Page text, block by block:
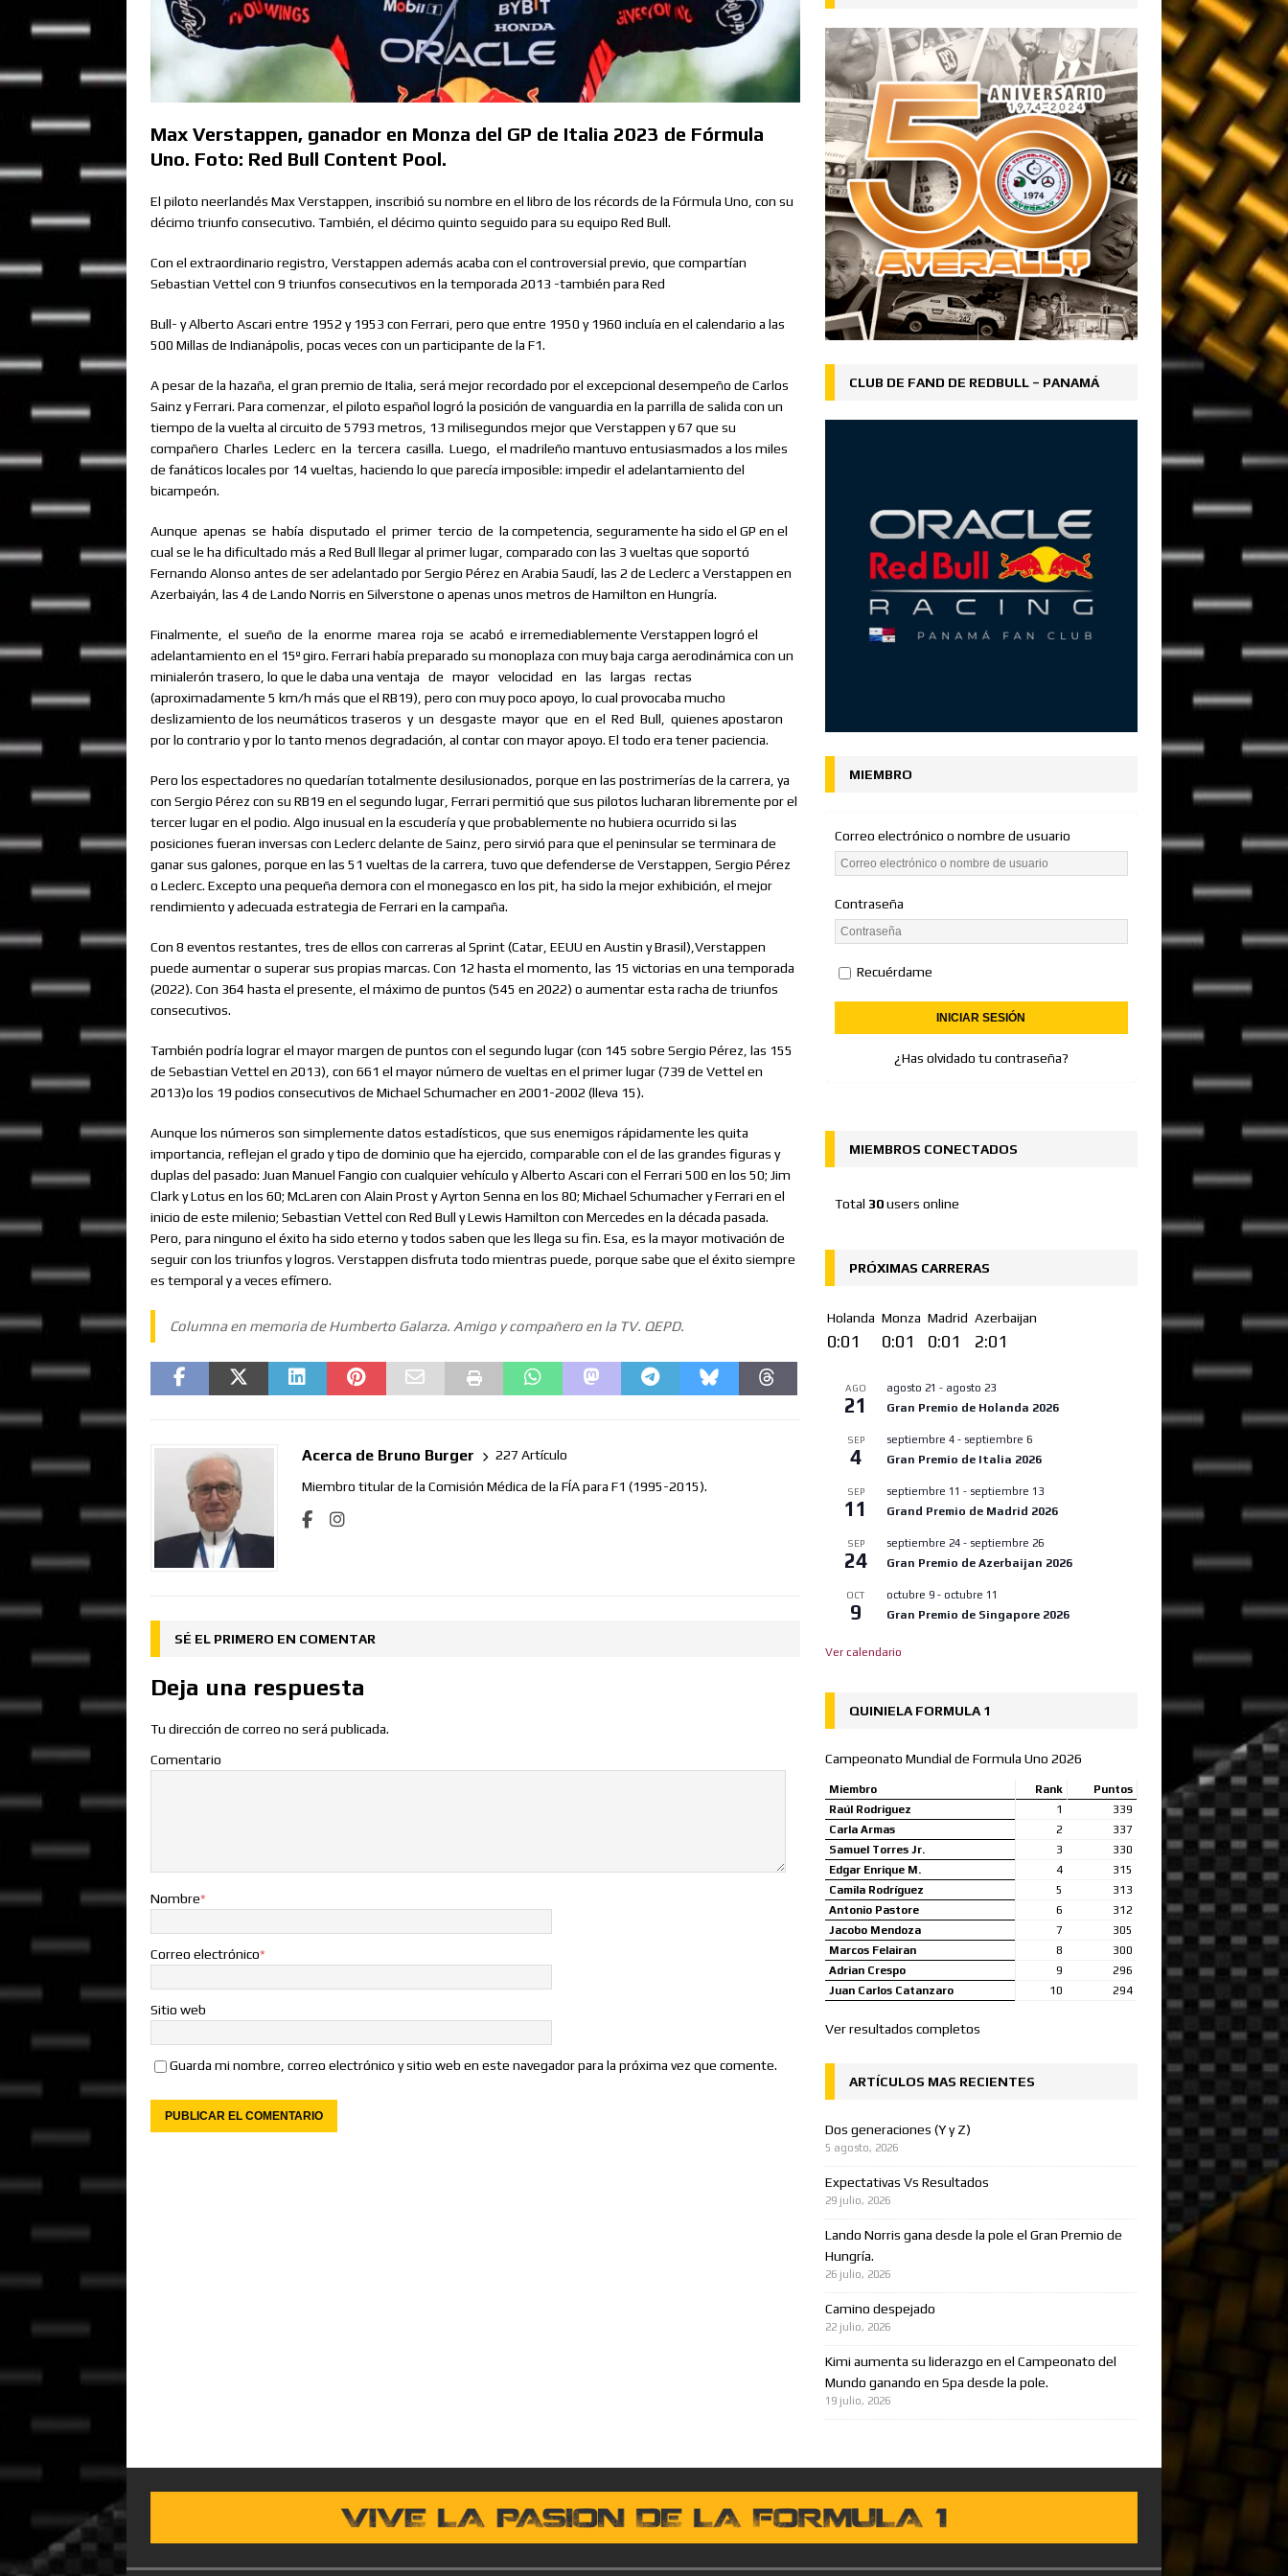
Max Verstappen, ganador en Monza del GP de Italia 2023 de Fórmula
Uno. Foto: Red Bull Content Pool.
El piloto neerlandés Max Verstappen, inscribió su nombre en el libro de los récords de la Fórmula Uno, con su
décimo triunfo consecutivo. También, el décimo quinto seguido para su equipo Red Bull.
Con el extraordinario registro, Verstappen además acaba con el controversial previo, que compartían
Sebastian Vettel con 9 triunfos consecutivos en la temporada 2013 -también para Red
Bull- y Alberto Ascari entre 1952 y 1953 con Ferrari, pero que entre 1950 y 1960 incluía en el calendario a las
500 Millas de Indianápolis, pocas veces con un participante de la F1.
A pesar de la hazaña, el gran premio de Italia, será mejor recordado por el excepcional desempeño de Carlos
Sainz y Ferrari. Para comenzar, el piloto español logró la posición de vanguardia en la parrilla de salida con un
tiempo de la vuelta al circuito de 5793 metros, 13 milisegundos mejor que Verstappen y 67 que su
compañero Charles Leclerc en la tercera casilla. Luego,
el madrileño mantuvo entusiasmados a los miles
de fanáticos locales por 14 vueltas, haciendo lo que parecía imposible: impedir el adelantamiento del
bicampeón.
Aunque apenas se había disputado el primer tercio de la competencia, seguramente ha sido el GP en el
cual se le ha dificultado más a Red Bull llegar al primer lugar, comparado con las 3 vueltas que soportó
Fernando Alonso antes de ser adelantado por Sergio Pérez en Arabia Saudí, las 2 de Leclerc a Verstappen en
Azerbaiyán, las 4 de Lando Norris en Silverstone o apenas unos metros de Hamilton en Hungría.
Finalmente, el sueño de la enorme marea roja se acabó e irremediablemente Verstappen logró el
adelantamiento en el 15º giro. Ferrari había preparado su monoplaza con muy baja carga aerodinámica con un
minialerón trasero, lo que le daba una ventaja
de mayor velocidad en las largas
rectas
(aproximadamente 5 km/h más que el RB19), pero con muy poco apoyo, lo cual provocaba mucho
deslizamiento de los neumáticos traseros y un desgaste mayor que en el Red Bull,
quienes apostaron
por lo contrario y por lo tanto menos degradación, al contar con mayor apoyo. El todo era tener paciencia.
Pero los espectadores no quedarían totalmente desilusionados, porque en las postrimerías de la carrera, ya
con Sergio Pérez con su RB19 en el segundo lugar, Ferrari permitió que sus pilotos lucharan libremente por el
tercer lugar en el podio. Algo inusual en la escudería y que probablemente no hubiera ocurrido si las
posiciones fueran inversas con Leclerc delante de Sainz, pero sirvió para que el peninsular se terminara de
ganar sus galones, porque en las 51 vueltas de la carrera, tuvo que defenderse de Verstappen, Sergio Pérez
o Leclerc. Excepto una pequeña demora con el monegasco en los pit, ha sido la mejor exhibición, el mejor
rendimiento y adecuada estrategia de Ferrari en la campaña.
Con 8 eventos restantes, tres de ellos con carreras al Sprint (Catar, EEUU en Austin y Brasil),Verstappen
puede aumentar o superar sus propias marcas. Con 12 hasta el momento, las 15 victorias en una temporada
(2022). Con 364 hasta el presente, el máximo de puntos (545 en 2022) o aumentar esta racha de triunfos
consecutivos.
También podría lograr el mayor margen de puntos con el segundo lugar (con 145 sobre Sergio Pérez, las 155
de Sebastian Vettel en 2013), con 661 el mayor número de vueltas en el primer lugar (739 de Vettel en
2013)o los 19 podios consecutivos de Michael Schumacher en 2001-2002 (lleva 15).
Aunque los números son simplemente datos estadísticos, que sus enemigos rápidamente les quita
importancia, reflejan el grado y tipo de dominio que ha ejercido, comparable con el de las grandes figuras y
duplas del pasado: Juan Manuel Fangio con cualquier vehículo y Alberto Ascari con el Ferrari 500 en los 50; Jim
Clark y Lotus en los 60; McLaren con Alain Prost y Ayrton Senna en los 80; Michael Schumacher y Ferrari en el
inicio de este milenio; Sebastian Vettel con Red Bull y Lewis Hamilton con Mercedes en la década pasada.
Pero, para ninguno el éxito ha sido eterno y todos saben que les llega su fin. Esa, es la mayor motivación de
seguir con los triunfos y logros. Verstappen disfruta todo mientras puede, porque sabe que el éxito siempre
es temporal y a veces efímero.
Columna en memoria de Humberto Galarza. Amigo y compañero en la TV. QEPD.
Acerca de Bruno Burger 227 Artículo
Miembro titular de la Comisión Médica de la FÍA para F1 (1995-2015).
SÉ EL PRIMERO EN COMENTAR
Deja una respuesta
Tu dirección de correo no será publicada.
Comentario
Nombre*
Correo electrónico*
Sitio web
Guarda mi nombre, correo electrónico y sitio web en este navegador para la próxima vez que comente.
CLUB DE FAND DE REDBULL – PANAMÁ
MIEMBRO
Correo electrónico o nombre de usuario
Contraseña
Recuérdame
¿Has olvidado tu contraseña?
MIEMBROS CONECTADOS
Total 30users online
PRÓXIMAS CARRERAS
Holanda
0:01
Monza
0:01
Madrid
0:01
Azerbaijan
2:01
AGO
21
agosto 21 - agosto 23
Gran Premio de Holanda 2026
SEP
4
septiembre 4- septiembre 6
Gran Premio de Italia 2026
SEP
11
septiembre 11 - septiembre 13
Grand Premio de Madrid 2026
SEP
24
septiembre 24- septiembre 26
Gran Premio de Azerbaijan 2026
OCT
9
octubre 9- octubre 11
Gran Premio de Singapore 2026
Ver calendario
QUINIELA FORMULA 1
Campeonato Mundial de Formula Uno 2026
Miembro Rank
Puntos
Raúl Rodriguez
1
339
Carla Armas
2
337
Samuel Torres Jr.
3
330
Edgar Enrique M.
4
315
Camila Rodríguez
5
313
Antonio Pastore
6
312
Jacobo Mendoza
7
305
Marcos Felairan
8
300
Adrian Crespo
9
296
Juan Carlos Catanzaro
10 294
Ver resultados completos
ARTÍCULOS MAS RECIENTES
Dos generaciones (Y y Z)
5 agosto, 2026
Expectativas Vs Resultados
29 julio, 2026
Lando Norris gana desde la pole el Gran Premio de
Hungría.
26 julio, 2026
Camino despejado
22 julio, 2026
Kimi aumenta su liderazgo en el Campeonato del
Mundo ganando en Spa desde la pole.
19 julio, 2026